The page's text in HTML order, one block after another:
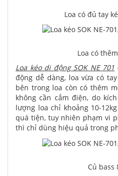
Loa có đủ tay
Loa có
Loa kéo di động SOK NE 701
động dễ dàng, loa vừa có
bên trong loa còn có thêm
không cần cắm điện, do
lượng loa chỉ khoảng 10-
quá tiện, tuy nhiên phạm vi
thì chỉ dùng hiệu quả trong
Củ bass